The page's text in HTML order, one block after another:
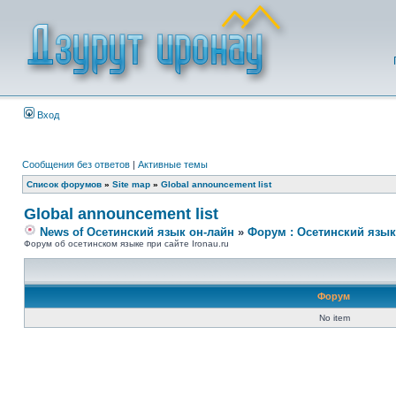
Вход
Сообщения без ответов | Активные темы
Список форумов » Site map » Global announcement list
Global announcement list
News of Осетинский язык он-лайн » Форум : Осетинский
Форум об осетинском языке при сайте Ironau.ru
Форум
No item